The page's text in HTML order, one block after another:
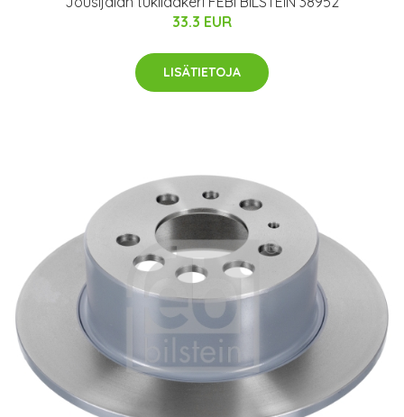
33.3 EUR
LISÄTIETOJA